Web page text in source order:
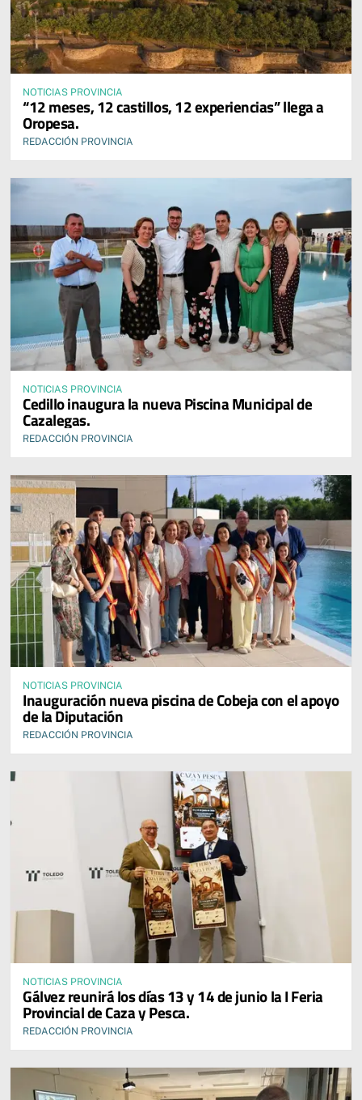
NOTICIAS PROVINCIA
“12 meses, 12 castillos, 12 experiencias” llega a
Oropesa.
REDACCIÓN PROVINCIA
NOTICIAS PROVINCIA
Cedillo inaugura la nueva Piscina Municipal de
Cazalegas.
REDACCIÓN PROVINCIA
NOTICIAS PROVINCIA
Inauguración nueva piscina de Cobeja con el apoyo
de la Diputación
REDACCIÓN PROVINCIA
NOTICIAS PROVINCIA
Gálvez reunirá los días 13 y 14 de junio la I Feria
Provincial de Caza y Pesca.
REDACCIÓN PROVINCIA